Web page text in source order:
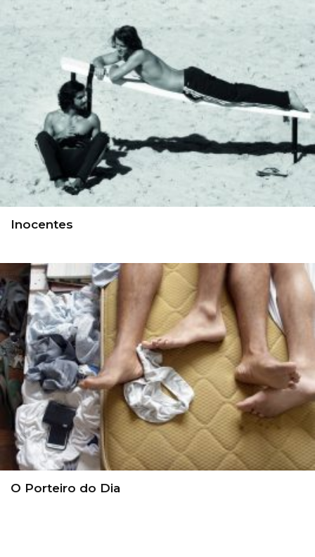
Inocentes
O Porteiro do Dia